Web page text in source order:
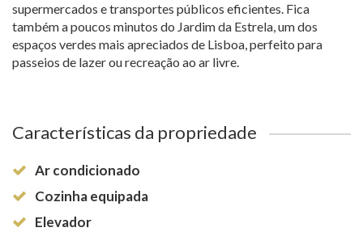
supermercados e transportes públicos eficientes. Fica
também a poucos minutos do Jardim da Estrela, um dos
espaços verdes mais apreciados de Lisboa, perfeito para
passeios de lazer ou recreação ao ar livre.
Características da propriedade
Ar condicionado
Cozinha equipada
Elevador